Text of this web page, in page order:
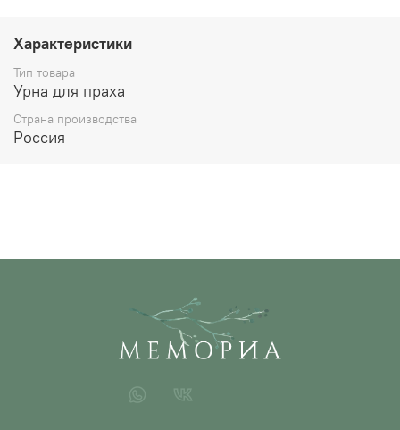
Характеристики
Тип товара
Урна для праха
Страна производства
Россия